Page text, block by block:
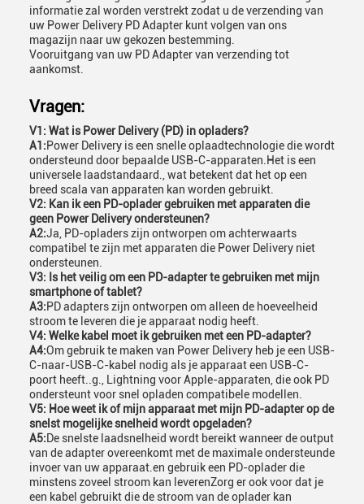
informatie zal worden verstrekt zodat u de verzending van
uw Power Delivery PD Adapter kunt volgen van ons
magazijn naar uw gekozen bestemming.
Vooruitgang van uw PD Adapter van verzending tot
aankomst.
Vragen:
V1: Wat is Power Delivery (PD) in opladers?
A1:Power Delivery is een snelle oplaadtechnologie die wordt
ondersteund door bepaalde USB-C-apparaten.Het is een
universele laadstandaard., wat betekent dat het op een
breed scala van apparaten kan worden gebruikt.
V2: Kan ik een PD-oplader gebruiken met apparaten die
geen Power Delivery ondersteunen?
A2:Ja, PD-opladers zijn ontworpen om achterwaarts
compatibel te zijn met apparaten die Power Delivery niet
ondersteunen.
V3: Is het veilig om een PD-adapter te gebruiken met mijn
smartphone of tablet?
A3:PD adapters zijn ontworpen om alleen de hoeveelheid
stroom te leveren die je apparaat nodig heeft.
V4: Welke kabel moet ik gebruiken met een PD-adapter?
A4:Om gebruik te maken van Power Delivery heb je een USB-
C-naar-USB-C-kabel nodig als je apparaat een USB-C-
poort heeft..g., Lightning voor Apple-apparaten, die ook PD
ondersteunt voor snel opladen compatibele modellen.
V5: Hoe weet ik of mijn apparaat met mijn PD-adapter op de
snelst mogelijke snelheid wordt opgeladen?
A5:De snelste laadsnelheid wordt bereikt wanneer de output
van de adapter overeenkomt met de maximale ondersteunde
invoer van uw apparaat.en gebruik een PD-oplader die
minstens zoveel stroom kan leverenZorg er ook voor dat je
een kabel gebruikt die de stroom van de oplader kan